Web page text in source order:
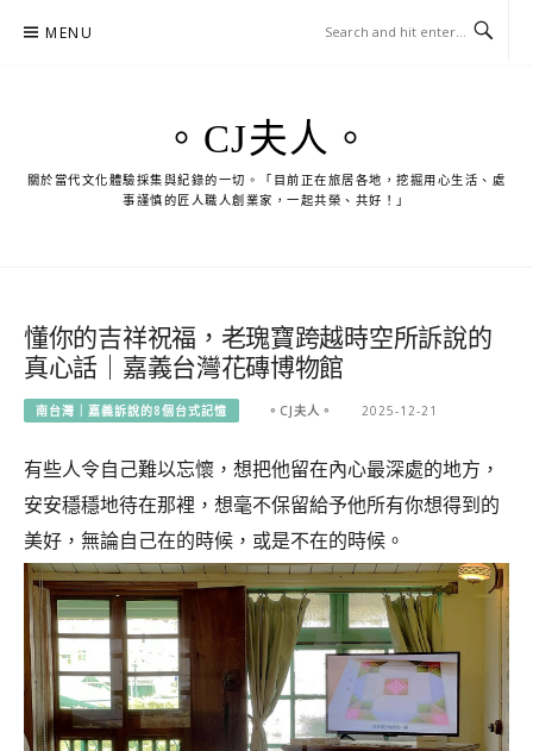
MENU
。CJ夫人。
關於當代文化體驗採集與紀錄的一切。「目前正在旅居各地，挖掘用心生活、處
事謹慎的匠人職人創業家，一起共榮、共好！」
懂你的吉祥祝福，老瑰寶跨越時空所訴說的
真心話｜嘉義台灣花磚博物館
南台灣｜嘉義訴說的8個台式記憶 。CJ夫人。 2025-12-21
有些人令自己難以忘懷，想把他留在內心最深處的地方，
安安穩穩地待在那裡，想毫不保留給予他所有你想得到的
美好，無論自己在的時候，或是不在的時候。